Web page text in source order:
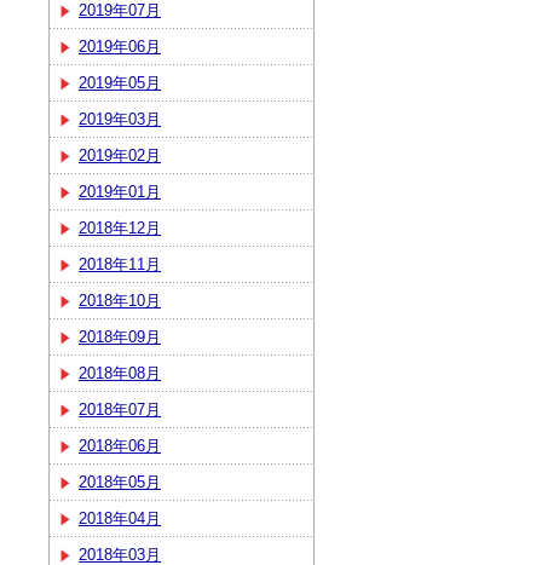
2019年07月
2019年06月
2019年05月
2019年03月
2019年02月
2019年01月
2018年12月
2018年11月
2018年10月
2018年09月
2018年08月
2018年07月
2018年06月
2018年05月
2018年04月
2018年03月